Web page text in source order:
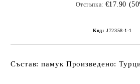
Отстъпка: €17.90
Код: J72358-1-1
Състав: памук Произведено: